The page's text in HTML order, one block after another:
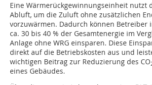
Eine Wärmerückgewinnungseinheit nutzt
Abluft, um die Zuluft ohne zusätzlichen
vorzuwärmen. Dadurch können Betreiber
ca. 30 bis 40 % der Gesamtenergie im
Anlage ohne WRG einsparen. Diese
direkt auf die Betriebskosten aus und
wichtigen Beitrag zur Reduzierung des CO
eines Gebäudes.